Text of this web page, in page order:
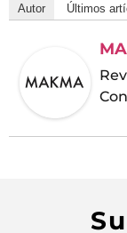
Autor Últimos